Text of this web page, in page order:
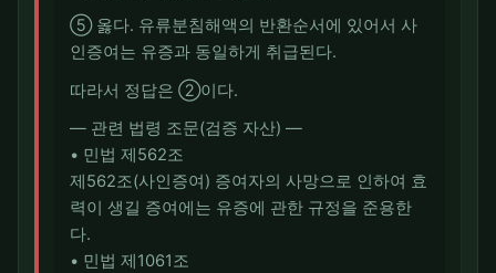
⑤ 옳다. 유류분침해액의 반환순서에 있어서 사
인증여는 유증과 동일하게 취급된다.
따라서 정답은 ②이다.
― 관련 법령 조문(검증 자산) ―
• 민법 제562조
제562조(사인증여) 증여자의 사망으로 인하여 효
력이 생길 증여에는 유증에 관한 규정을 준용한
다.
• 민법 제1061조